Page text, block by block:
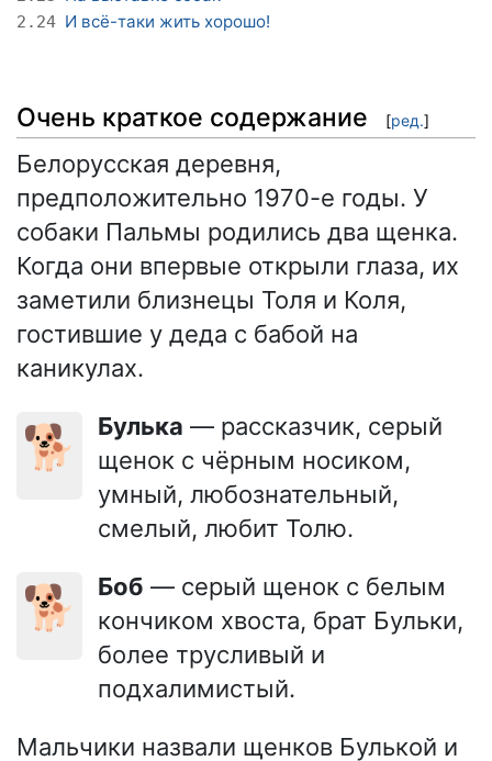
2.24 И всё-таки жить хорошо!
Очень краткое содержание [ред.]
Белорусская деревня,
предположительно 1970-е годы. У
собаки Пальмы родились два щенка.
Когда они впервые открыли глаза, их
заметили близнецы Толя и Коля,
гостившие у деда с бабой на
каникулах.
🐕 Булька — рассказчик, серый
щенок с чёрным носиком,
умный, любознательный,
смелый, любит Толю.
🐕 Боб — серый щенок с белым
кончиком хвоста, брат Бульки,
более трусливый и
подхалимистый.
Мальчики назвали щенков Булькой и